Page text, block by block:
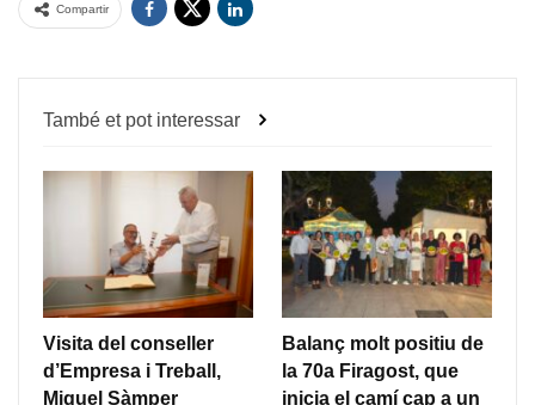
Compartir
També et pot interessar
Visita del conseller
d’Empresa i Treball,
Miquel Sàmper
Balanç molt positiu de
la 70a Firagost, que
inicia el camí cap a un